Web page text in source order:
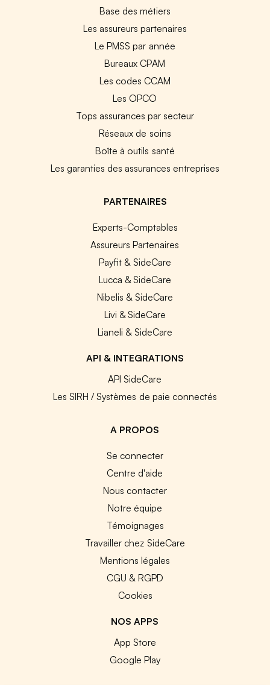
Base des métiers
Les assureurs partenaires
Le PMSS par année
Bureaux CPAM
Les codes CCAM
Les OPCO
Tops assurances par secteur
Réseaux de soins
Boîte à outils santé
Les garanties des assurances entreprises
PARTENAIRES
Experts-Comptables
Assureurs Partenaires
Payfit & SideCare
Lucca & SideCare
Nibelis & SideCare
Livi & SideCare
Lianeli & SideCare
API & INTEGRATIONS
API SideCare
Les SIRH / Systèmes de paie connectés
A PROPOS
Se connecter
Centre d'aide
Nous contacter
Notre équipe
Témoignages
Travailler chez SideCare
Mentions légales
CGU & RGPD
Cookies
NOS APPS
App Store
Google Play